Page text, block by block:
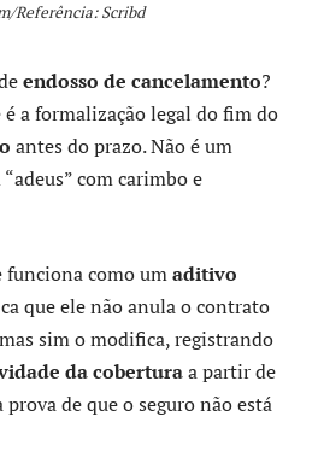
Referência: Scribd
endosso de cancelamento?
a formalização legal do fim do
antes do prazo. Não é um
com carimbo e
funciona como umaditivo
que ele não anula o contrato
sim o modifica, registrando
da coberturaa partir de
prova de que o seguro não está